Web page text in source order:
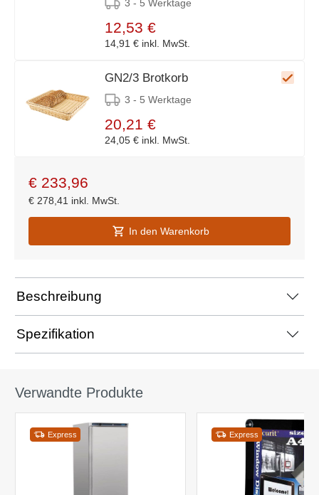
3 - 5 Werktage
12,53 €
14,91 € inkl. MwSt.
GN2/3 Brotkorb
3 - 5 Werktage
20,21 €
24,05 € inkl. MwSt.
€ 233,96
€ 278,41 inkl. MwSt.
In den Warenkorb
Beschreibung
Spezifikation
Verwandte Produkte
Express Express